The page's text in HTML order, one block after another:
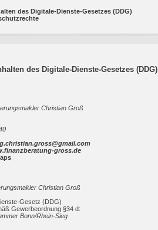
des Digitale-Dienste-Gesetzes (DDG)
des Digitale-Dienste-Gesetzes (DDG)
Christian Groß
gross.de
Christian Groß
Gesetz (DDG)
Gewerbeordnung §34 d:
Bonn/Rhein-Sieg